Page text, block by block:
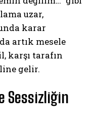
uzar,
karar
artık mesele
karşı tarafın
gelir.
Sessizliğin